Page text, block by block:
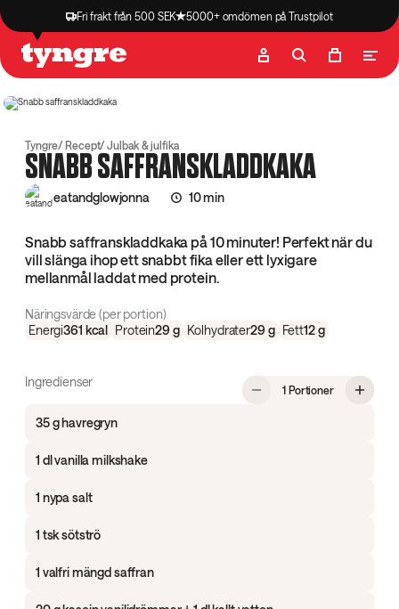
Fri frakt från 500 SEK 5000+ omdömen på Trustpilot
Butik Recept
Tyngre Recept Julbak & julfika
SNABB SAFFRANSKLADDKAKA
eatandglowjonna 10 min
Snabb saffranskladdkaka på 10 minuter! Perfekt när du
vill slänga ihop ett snabbt fika eller ett lyxigare
mellanmål laddat med protein.
Näringsvärde (per portion)
Energi361 kcal Protein29 g Kolhydrater29 g Fett12g
Ingredienser
1 Portioner, Snabb
35 g havregryn
1 dl vanilla milkshake
1 nypa salt
1 tsk sötströ
1 valfri mängd saffran